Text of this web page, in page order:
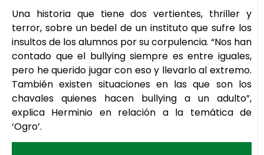
Una historia que tiene dos vertientes, thriller y
terror, sobre un bedel de un instituto que sufre los
insultos de los alumnos por su corpulencia. “Nos han
contado que el bullying siempre es entre iguales,
pero he querido jugar con eso y llevarlo al extremo.
También existen situaciones en las que son los
chavales quienes hacen bullying a un adulto”,
explica Herminio en relación a la temática de
‘Ogro’.